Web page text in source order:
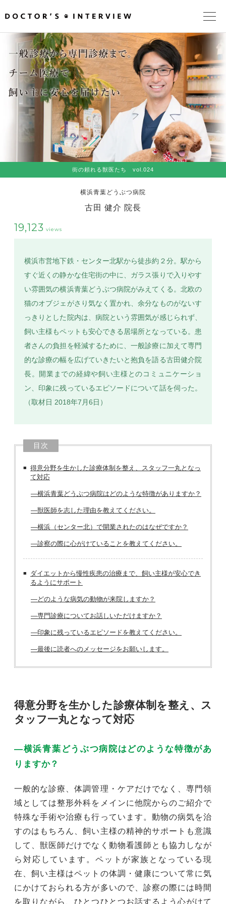
TOPページ
頼れるドクターが教える治療法
街の頼れるドクターたち
インタビューを検索
街の頼れる獣医たち vol.024
横浜青葉どうぶつ病院
古田 健介 院長
19,123 views
横浜市営地下鉄・センター北駅から徒歩約２分。駅から
すぐ近くの静かな住宅街の中に、ガラス張りで入りやす
い雰囲気の横浜青葉どうぶつ病院がみえてくる。北欧の
猫のオブジェがさり気なく置かれ、余分なものがないす
っきりとした院内は、病院という雰囲気が感じられず、
飼い主様もペットも安心できる居場所となっている。患
者さんの負担を軽減するために、一般診療に加えて専門
的な診療の幅を広げていきたいと抱負を語る古田健介院
長。開業までの経緯や飼い主様とのコミュニケーショ
ン、印象に残っているエピソードについて話を伺った。
（取材日 2018年7月6日）
目次
得意分野を生かした診療体制を整え、スタッフ一丸となっ
て対応
―横浜青葉どうぶつ病院はどのような特徴がありますか？
―獣医師を志した理由を教えてください。
―横浜（センター北）で開業されたのはなぜですか？
―診察の際に心がけていることを教えてください。
ダイエットから慢性疾患の治療まで、飼い主様が安心でき
るようにサポート
―どのような病気の動物が来院しますか？
―専門診療についてお話しいただけますか？
―印象に残っているエピソードを教えてください。
―最後に読者へのメッセージをお願いします。
得意分野を生かした診療体制を整え、ス
タッフ一丸となって対応
―横浜青葉どうぶつ病院はどのような特徴があ
りますか？
一般的な診療、体調管理・ケアだけでなく、専門領
域としては整形外科をメインに他院からのご紹介で
特殊な手術や治療も行っています。動物の病気を治
すのはもちろん、飼い主様の精神的サポートも意識
して、獣医師だけでなく動物看護師とも協力しなが
ら対応しています。ペットが家族となっている現
在、飼い主様はペットの体調・健康について常に気
にかけておられる方が多いので、診察の際には時間
を取りながら、ひとつひとつお話するよう心がけて